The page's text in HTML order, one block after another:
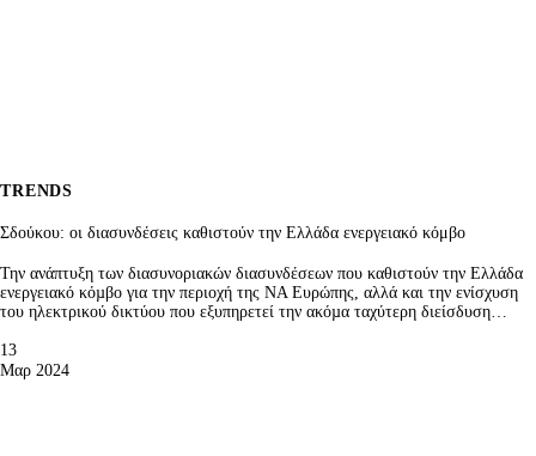
TRENDS
Σδούκου: οι διασυνδέσεις καθιστούν την Ελλάδα ενεργειακό κόμβο
Την ανάπτυξη των διασυνοριακών διασυνδέσεων που καθιστούν την Ελλάδα
ενεργειακό κόµβο για την περιοχή της ΝΑ Ευρώπης, αλλά και την ενίσχυση
του ηλεκτρικού δικτύου που εξυπηρετεί την ακόµα ταχύτερη διείσδυση…
13
Μαρ 2024